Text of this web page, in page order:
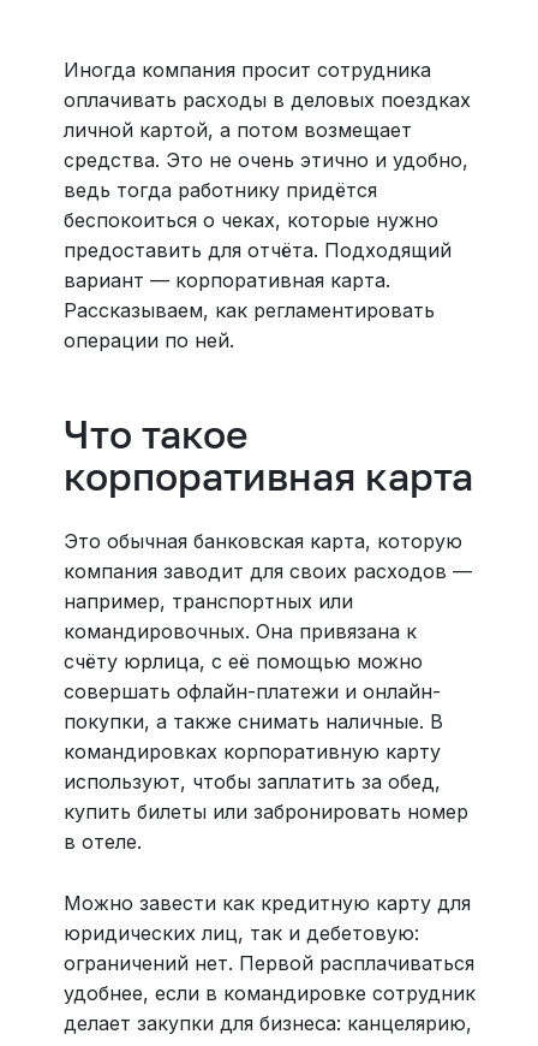
Иногда компания просит сотрудника
оплачивать расходы в деловых поездках
личной картой, а потом возмещает
средства. Это не очень этично и удобно,
ведь тогда работнику придётся
беспокоиться о чеках, которые нужно
предоставить для отчёта. Подходящий
вариант — корпоративная карта.
Рассказываем, как регламентировать
операции по ней.
Что такое
корпоративная карта
Это обычная банковская карта, которую
компания заводит для своих расходов —
например, транспортных или
командировочных. Она привязана к
счёту юрлица, с её помощью можно
совершать офлайн-платежи и онлайн-
покупки, а также снимать наличные. В
командировках корпоративную карту
используют, чтобы заплатить за обед,
купить билеты или забронировать номер
в отеле.
Можно завести как кредитную карту для
юридических лиц, так и дебетовую:
ограничений нет. Первой расплачиваться
удобнее, если в командировке сотрудник
делает закупки для бизнеса: канцелярию,